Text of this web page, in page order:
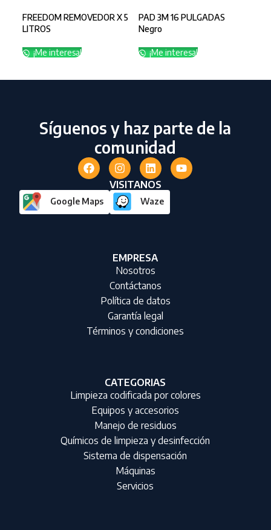
FREEDOM REMOVEDOR X 5
LITROS
¡Me interesa!
PAD 3M 16 PULGADAS
Negro
¡Me interesa!
Síguenos y haz parte de la
comunidad
VISITANOS
Google Maps Waze
EMPRESA
Nosotros
Contáctanos
Política de datos
Garantía legal
Términos y condiciones
CATEGORIAS
Limpieza codificada por colores
Equipos y accesorios
Manejo de residuos
Químicos de limpieza y desinfección
Sistema de dispensación
Máquinas
Servicios